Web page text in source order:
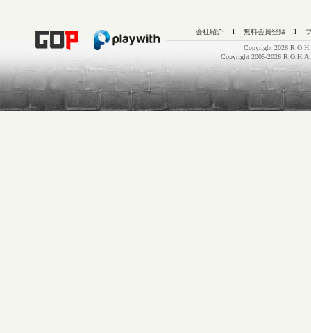
会社紹介 l 無料会員登録 l
Copyright 2026
Copyright 2005-2026